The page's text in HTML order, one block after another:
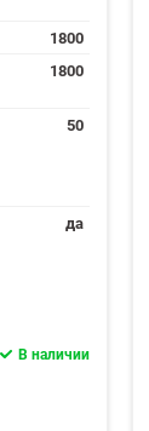
1800
1800
50
да
В наличии